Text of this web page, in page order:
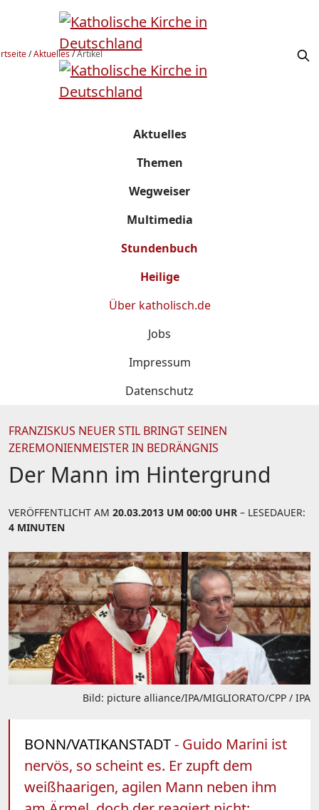
/Aktuelles/Artikel
Aktuelles
Themen
Wegweiser
Multimedia
Stundenbuch
Heilige
Über katholisch.de
Jobs
Impressum
Datenschutz
FRANZISKUS NEUER STIL BRINGT SEINEN
ZEREMONIENMEISTER IN BEDRÄNGNIS
Der Mann im Hintergrund
VERÖFFENTLICHT AM 20.03.2013 UM 00:00 UHR – LESEDAUER:
4 MINUTEN
Bild: picture alliance/IPA/MIGLIORATO/CPP / IPA
BONN/VATIKANSTADT- Guido Marini ist
nervös, so scheint es. Er zupft dem
weißhaarigen, agilen Mann neben ihm